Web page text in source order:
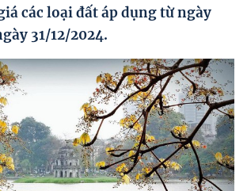
tộc
các loại đất áp dụng từ ngày
31/12/2024.